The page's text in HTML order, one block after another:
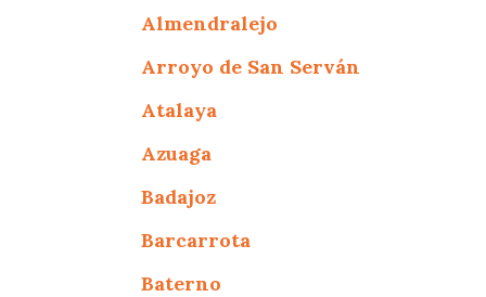
Almendralejo
Arroyo de San Serván
Atalaya
Azuaga
Badajoz
Barcarrota
Baterno